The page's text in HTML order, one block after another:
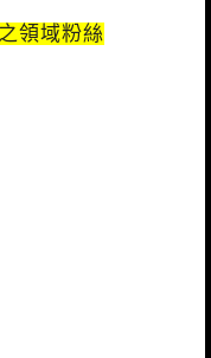
領域粉絲